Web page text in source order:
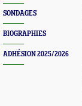
SONDAGES
BIOGRAPHIES
ADHÉSION 2025/2026